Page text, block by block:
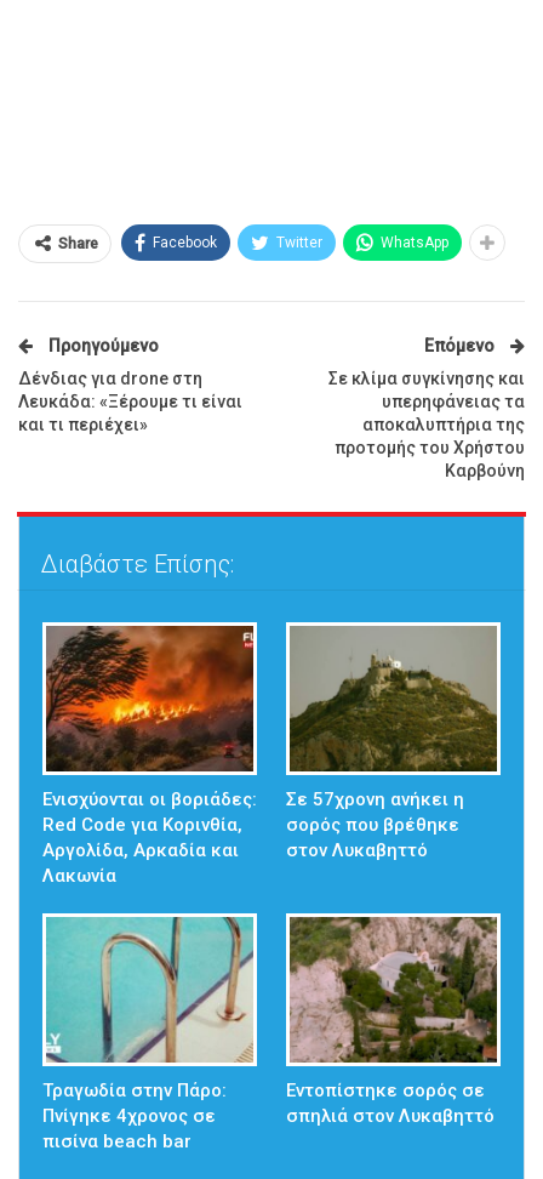
Share Facebook Twitter WhatsApp
Προηγούμενο
Δένδιας για drone στη
Λευκάδα: «Ξέρουμε τι είναι
και τι περιέχει»
Επόμενο
Σε κλίμα συγκίνησης και
υπερηφάνειας τα
αποκαλυπτήρια της
προτομής του Χρήστου
Καρβούνη
Διαβάστε Επίσης:
Ενισχύονται οι βοριάδες:
Red Code για Κορινθία,
Αργολίδα, Αρκαδία και
Λακωνία
Σε 57χρονη ανήκει η
σορός που βρέθηκε
στον Λυκαβηττό
Τραγωδία στην Πάρο:
Πνίγηκε 4χρονος σε
πισίνα beach bar
Εντοπίστηκε σορός σε
σπηλιά στον Λυκαβηττό